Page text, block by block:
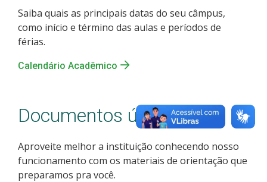
Saiba quais as principais datas do seu câmpus,
como início e término das aulas e períodos de
férias.
Calendário Acadêmico
Documentos úteis
Aproveite melhor a instituição conhecendo nosso
funcionamento com os materiais de orientação que
preparamos pra você.